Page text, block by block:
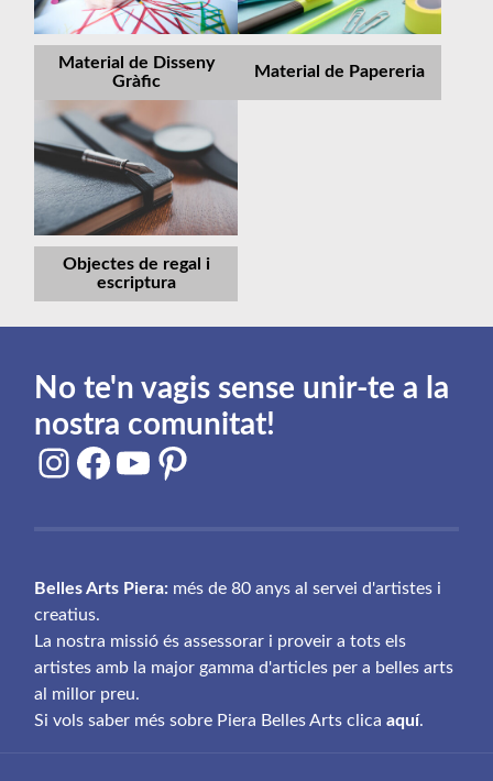
Material de Disseny
Gràfic
Material de Papereria
Objectes de regal i
escriptura
No te'n vagis sense unir-te a la
nostra comunitat!
Instagram
Facebook
YouTube
Pinterest
Belles Arts Piera: més de 80 anys al servei d'artistes i
creatius.
La nostra missió és assessorar i proveir a tots els
artistes amb la major gamma d'articles per a belles arts
al millor preu.
Si vols saber més sobre Piera Belles Arts clicaaquí.